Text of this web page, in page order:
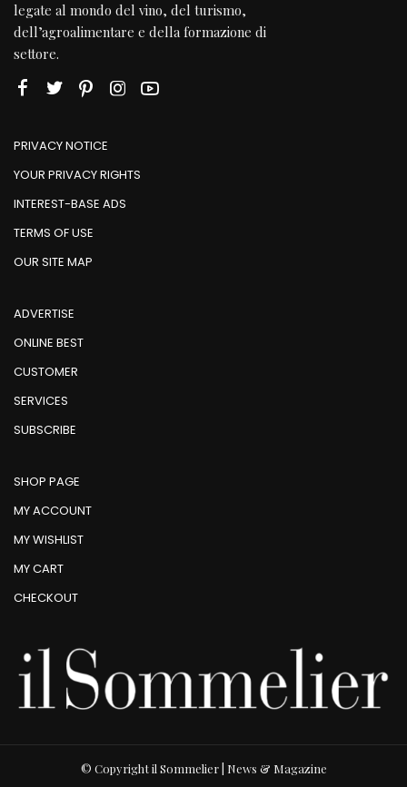
legate al mondo del vino, del turismo,
dell’agroalimentare e della formazione di
settore.
PRIVACY NOTICE
YOUR PRIVACY RIGHTS
INTEREST-BASE ADS
TERMS OF USE
OUR SITE MAP
ADVERTISE
ONLINE BEST
CUSTOMER
SERVICES
SUBSCRIBE
SHOP PAGE
MY ACCOUNT
MY WISHLIST
MY CART
CHECKOUT
© Copyright il Sommelier | News & Magazine